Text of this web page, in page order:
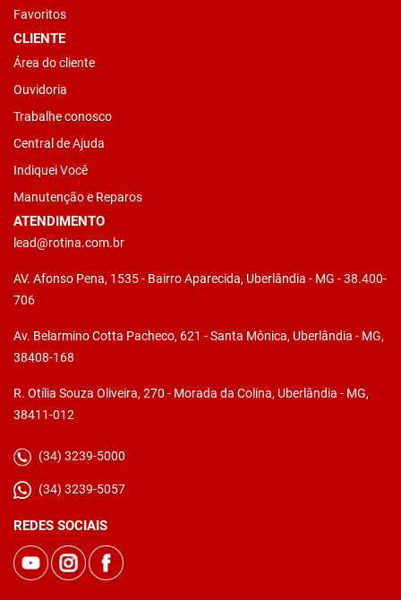
Favoritos
CLIENTE
Área do cliente
Ouvidoria
Trabalhe conosco
Central de Ajuda
Indiquei Você
Manutenção e Reparos
ATENDIMENTO
lead@rotina.com.br
AV. Afonso Pena, 1535 - Bairro Aparecida, Uberlândia - MG - 38.400-
706
Av. Belarmino Cotta Pacheco, 621 - Santa Mônica, Uberlândia - MG,
38408-168
R. Otília Souza Oliveira, 270 - Morada da Colina, Uberlândia - MG,
38411-012
(34) 3239-5000
(34) 3239-5057
REDES SOCIAIS